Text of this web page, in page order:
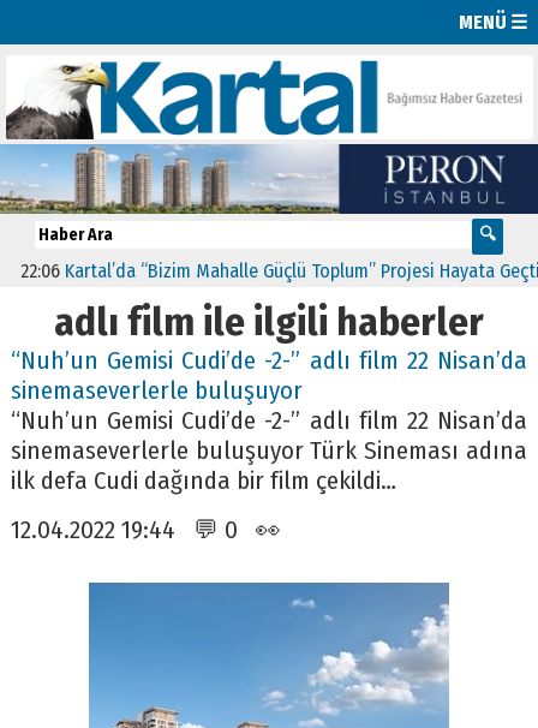
MENÜ ☰
Kartal’da “Bizim Mahalle Güçlü Toplum” Projesi Hayata Geçti
adlı film ile ilgili haberler
“Nuh’un Gemisi Cudi’de -2-” adlı film 22 Nisan’da
sinemaseverlerle buluşuyor
“Nuh’un Gemisi Cudi’de -2-” adlı film 22 Nisan’da
sinemaseverlerle buluşuyor Türk Sineması adına
ilk defa Cudi dağında bir film çekildi…
12.04.2022 19:44 💬 0 👀